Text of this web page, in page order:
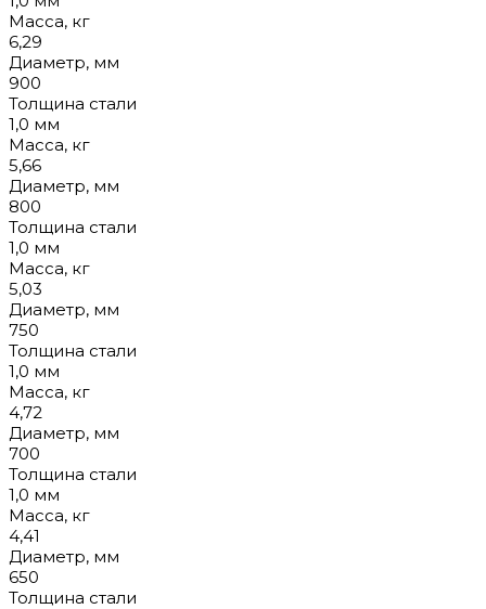
Масса, кг
6,29
Диаметр, мм
900
Толщина стали
1,0 мм
Масса, кг
5,66
Диаметр, мм
800
Толщина стали
1,0 мм
Масса, кг
5,03
Диаметр, мм
750
Толщина стали
1,0 мм
Масса, кг
4,72
Диаметр, мм
700
Толщина стали
1,0 мм
Масса, кг
4,41
Диаметр, мм
650
Толщина стали